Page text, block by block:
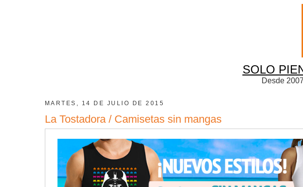
SOLO
Desde
MARTES, 14 DE JULIO DE 2015
La Tostadora / Camisetas sin mangas